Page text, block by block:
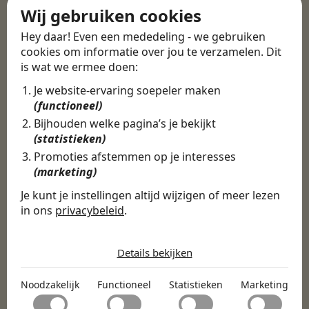
Wij gebruiken cookies
Hey daar! Even een mededeling - we gebruiken
cookies om informatie over jou te verzamelen. Dit
is wat we ermee doen:
Je website-ervaring soepeler maken
(functioneel)
Bijhouden welke pagina’s je bekijkt
(statistieken)
Promoties afstemmen op je interesses
(marketing)
Je kunt je instellingen altijd wijzigen of meer lezen
in ons privacybeleid.
Noodzakelijk
Noodzakelijke cookies helpen een website bruikbaar te
maken door basisfuncties zoals paginanavigatie en
Functioneel
Details bekijken
Noodzakelijk Functioneel Statistieken Marketing
door vacatures, bedrijven en video’s in de
vacature-app.